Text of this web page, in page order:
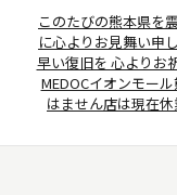
このたびの熊本県を
に心よりお見舞い申
早い復旧を 心よりお
MEDOCイオンモー
はません店は現在